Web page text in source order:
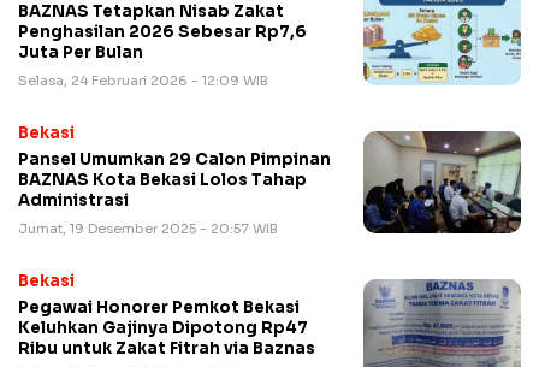
BAZNAS Tetapkan Nisab Zakat
Penghasilan 2026 Sebesar Rp7,6
Juta Per Bulan
Selasa, 24 Februari 2026 - 12:09 WIB
Bekasi
Pansel Umumkan 29 Calon Pimpinan
BAZNAS Kota Bekasi Lolos Tahap
Administrasi
Jumat, 19 Desember 2025 - 20:57 WIB
Bekasi
Pegawai Honorer Pemkot Bekasi
Keluhkan Gajinya Dipotong Rp47
Ribu untuk Zakat Fitrah via Baznas